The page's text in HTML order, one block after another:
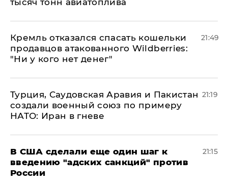
тысяч тонн авиатоплива
Кремль отказался спасать кошельки
продавцов атакованного Wildberries:
"Ни у кого нет денег"
21:49
Турция, Саудовская Аравия и Пакистан
создали военный союз по примеру
НАТО: Иран в гневе
21:19
В США сделали еще один шаг к
введению "адских санкций" против
России
21:15